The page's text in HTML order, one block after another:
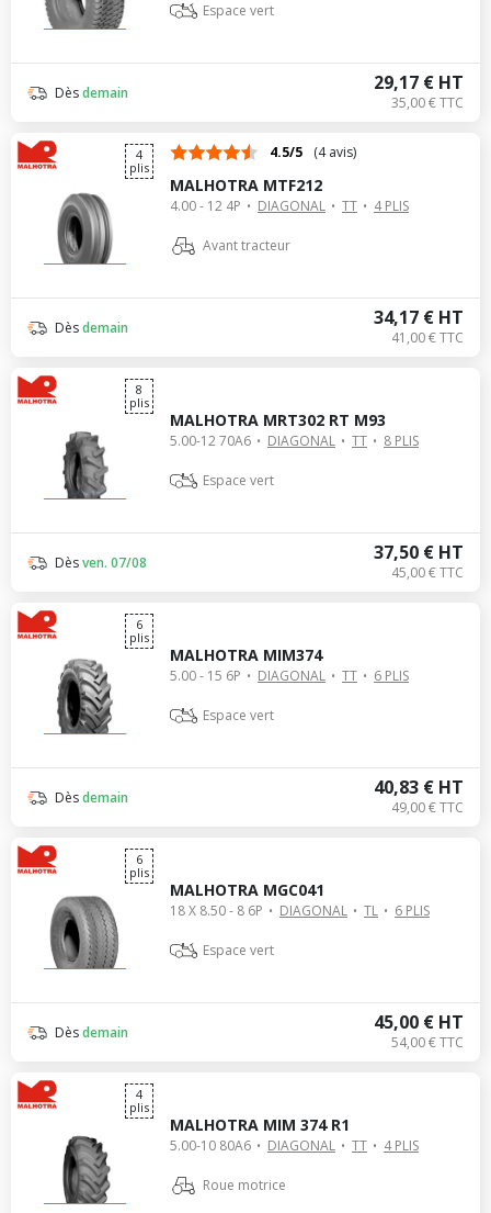
Espace vert
29,17 € HT
35,00 € TTC
Dèsdemain
4
plis
4.5/5 (4 avis)
MALHOTRA MTF212
4.00 - 12 4P DIAGONAL TT 4 PLIS
Avant tracteur
34,17 € HT
41,00 € TTC
Dèsdemain
8
plis
MALHOTRA MRT302 RT M93
5.00-12 70A6 DIAGONAL TT 8 PLIS
Espace vert
37,50 € HT
45,00 € TTC
Dèsven. 07/08
6
plis
MALHOTRA MIM374
5.00 - 15 6P DIAGONAL TT 6 PLIS
Espace vert
40,83 € HT
49,00 € TTC
Dèsdemain
6
plis
MALHOTRA MGC041
18 X 8.50 - 8 6P DIAGONAL TL 6 PLIS
Espace vert
45,00 € HT
54,00 € TTC
Dèsdemain
4
plis
MALHOTRA MIM 374 R1
5.00-10 80A6 DIAGONAL TT 4 PLIS
Roue motrice